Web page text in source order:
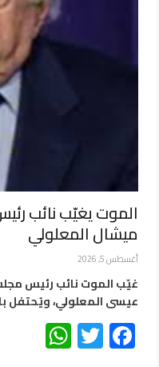
الموت يغيّب نائب
ميشال المعلولي
أغسطس 5, 2026
غيّب الموت نائب رئيس
عيسى المعلولي، ويُحتفل
Facebook
Twitter